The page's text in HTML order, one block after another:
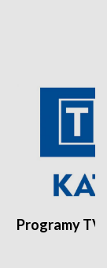
Programy